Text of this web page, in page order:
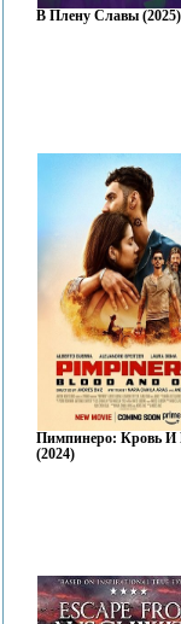
В Плену Славы (2025)
Пимпинеро: Кровь И
(2024)